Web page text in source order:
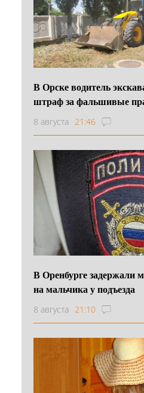
В Орске водитель
штраф за фальшивые
8 августа 21:46
В Оренбурге задержали
на мальчика у подъезда
8 августа 21:10